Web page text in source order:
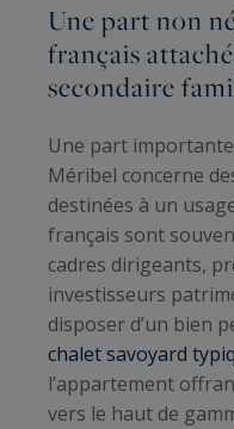
Une part non
français
secondaire
Une part
Méribel concerne
destinées à un
français sont
cadres dirigeants,
investisseurs
disposer d’un bien
chalet savoyard
l’appartement
vers le haut de